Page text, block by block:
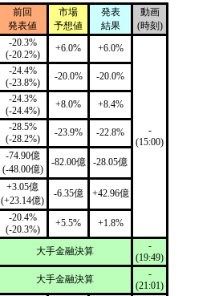
前回
発表値
市場
予想値
発表
結果
動画
(時刻)
-20.3%
(-20.2%)
+6.0% +6.0%
-
(15:00)
-24.4%
(-23.8%)
-20.0% -20.0%
-24.3%
(-24.4%)
+8.0%
+8.4%
-28.5%
(-28.2%)
-23.9% -22.8%
-74.90億
(-48.00億)
-82.00億 -28.05億
+3.05億
(+23.14億)
-6.35億 +42.96億
-20.4%
(-20.3%)
+5.5% +1.8%
大手金融決算
-
(19:49)
大手金融決算
-
(21:01)